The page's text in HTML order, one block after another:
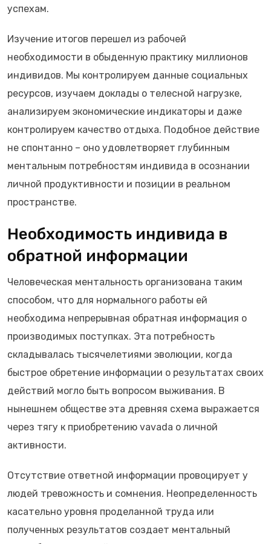
успехам.
Изучение итогов перешел из рабочей
необходимости в обыденную практику миллионов
индивидов. Мы контролируем данные социальных
ресурсов, изучаем доклады о телесной нагрузке,
анализируем экономические индикаторы и даже
контролируем качество отдыха. Подобное действие
не спонтанно – оно удовлетворяет глубинным
ментальным потребностям индивида в осознании
личной продуктивности и позиции в реальном
пространстве.
Необходимость индивида в
обратной информации
Человеческая ментальность организована таким
способом, что для нормального работы ей
необходима непрерывная обратная информация о
производимых поступках. Эта потребность
складывалась тысячелетиями эволюции, когда
быстрое обретение информации о результатах своих
действий могло быть вопросом выживания. В
нынешнем обществе эта древняя схема выражается
через тягу к приобретению vavada о личной
активности.
Отсутствие ответной информации провоцирует у
людей тревожность и сомнения. Неопределенность
касательно уровня проделанной труда или
полученных результатов создает ментальный